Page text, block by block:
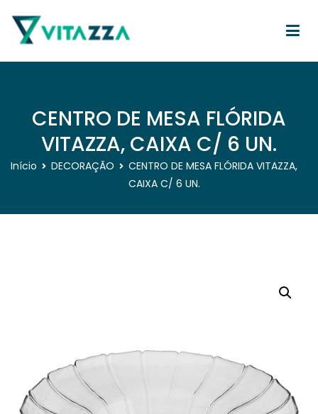
para
Vitazza
CENTRO DE MESA FLÓRIDA
VITAZZA, CAIXA C/ 6 UN.
Início DECORAÇÃO
CENTRO DE MESA FLÓRIDA VITAZZA,
CAIXA C/ 6 UN.